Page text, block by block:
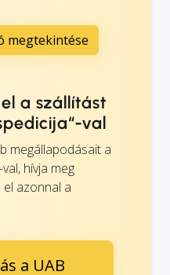
megtekintése
a szállítást
val
megállapodásait a
hívja meg
azonnal a
a UAB